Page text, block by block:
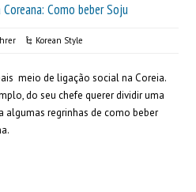
Como beber Soju
Korean Style
meio de ligação social na Coreia.
do seu chefe querer dividir uma
algumas regrinhas de como beber